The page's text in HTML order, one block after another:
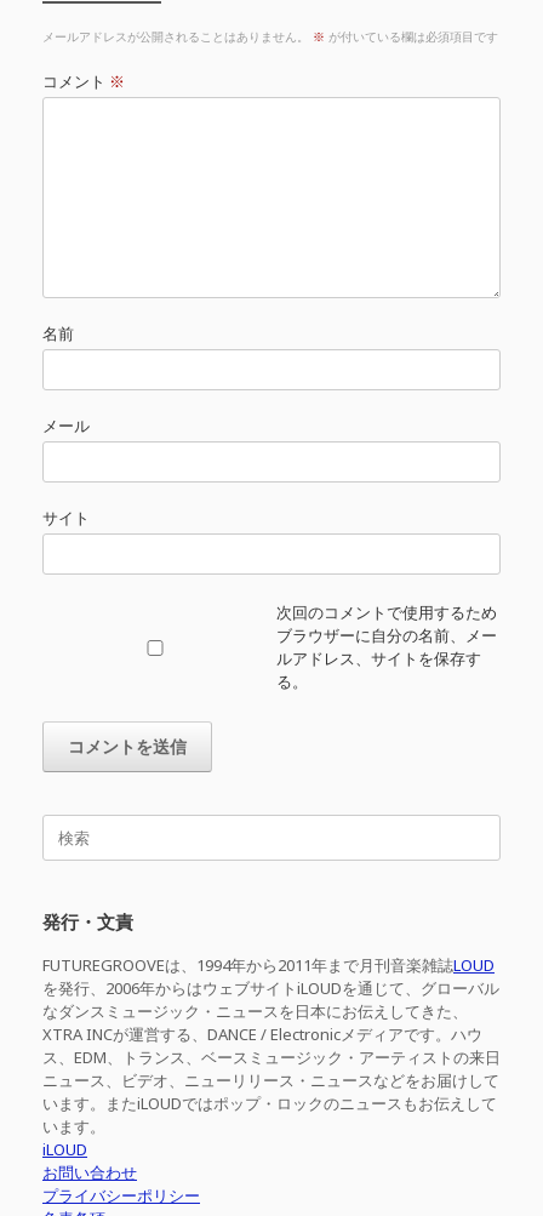
メールアドレスが公開されることはありません。 ※ が付いている欄は必須項目です
コメント ※
名前
メール
サイト
次回のコメントで使用するため
ブラウザーに自分の名前、メー
ルアドレス、サイトを保存す
る。
検
発行・文責
FUTUREGROOVEは、1994年から2011年まで月刊音楽雑誌LOUD
を発行、2006年からはウェブサイトiLOUDを通じて、グローバル
なダンスミュージック・ニュースを日本にお伝えしてきた、
XTRA INCが運営する、DANCE / Electronicメディアです。ハウ
ス、EDM、トランス、ベースミュージック・アーティストの来日
ニュース、ビデオ、ニューリリース・ニュースなどをお届けして
います。またiLOUDではポップ・ロックのニュースもお伝えして
います。
iLOUD
お問い合わせ
プライバシーポリシー